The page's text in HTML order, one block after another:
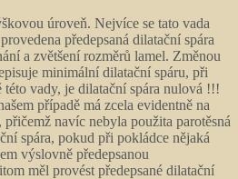
úroveň. Nejvíce se tato vada
předepsaná dilatační spára
a zvětšení rozměrů lamel. Změnou
minimální dilatační spáru, při
vady, je dilatační spára nulová !!!
případě má zcela evidentně na
navíc nebyla použita parotěsná
spára, pokud při pokládce nějaká
výslovně předepsanou
měl provést předepsané dilatační